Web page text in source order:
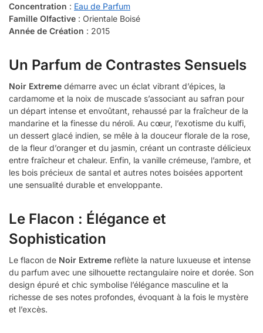
Concentration : Eau de Parfum
Famille Olfactive : Orientale Boisé
Année de Création : 2015
Un Parfum de Contrastes Sensuels
Noir Extreme démarre avec un éclat vibrant d’épices, la
cardamome et la noix de muscade s’associant au safran pour
un départ intense et envoûtant, rehaussé par la fraîcheur de la
mandarine et la finesse du néroli. Au cœur, l’exotisme du kulfi,
un dessert glacé indien, se mêle à la douceur florale de la rose,
de la fleur d’oranger et du jasmin, créant un contraste délicieux
entre fraîcheur et chaleur. Enfin, la vanille crémeuse, l’ambre, et
les bois précieux de santal et autres notes boisées apportent
une sensualité durable et enveloppante.
Le Flacon : Élégance et
Sophistication
Le flacon de Noir Extreme reflète la nature luxueuse et intense
du parfum avec une silhouette rectangulaire noire et dorée. Son
design épuré et chic symbolise l’élégance masculine et la
richesse de ses notes profondes, évoquant à la fois le mystère
et l’excès.